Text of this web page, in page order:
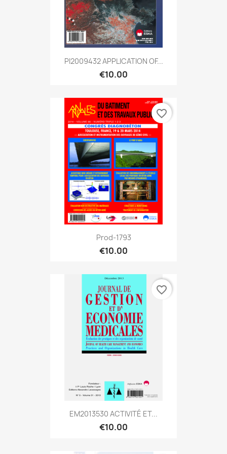
PI2009432 APPLICATION OF...
€10.00
Prod-1793
€10.00
favorite_border
EM2013530 ACTIVITÉ ET...
€10.00
favorite_border